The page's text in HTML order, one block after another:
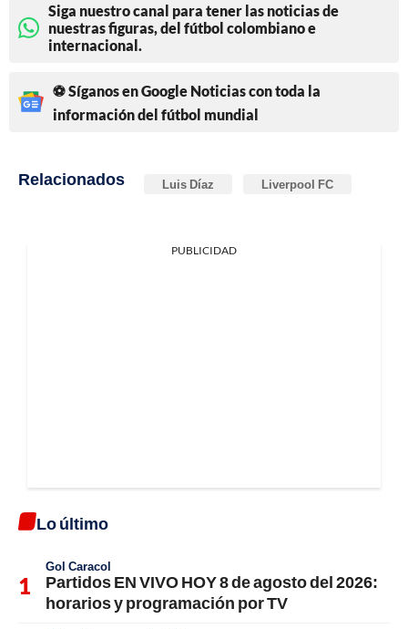
Siga nuestro canal para tener las noticias de
nuestras figuras, del fútbol colombiano e
internacional.
⚽ Síganos en Google Noticias con toda la
información del fútbol mundial
Relacionados Luis Díaz Liverpool FC
PUBLICIDAD
Lo último
Gol Caracol
Partidos EN VIVO HOY 8 de agosto del 2026:
horarios y programación por TV